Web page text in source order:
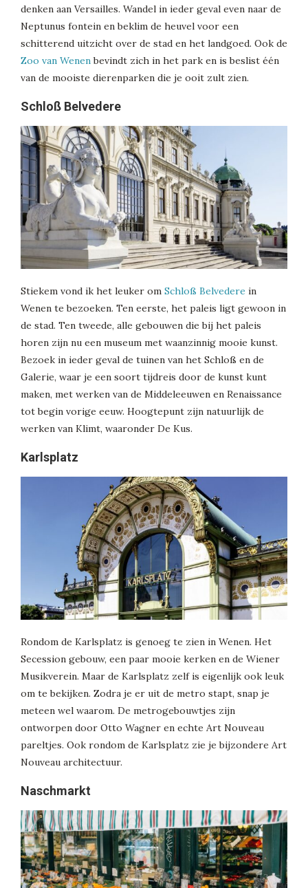
denken aan Versailles. Wandel in ieder geval even naar de
Neptunus fontein en beklim de heuvel voor een
schitterend uitzicht over de stad en het landgoed. Ook de
Zoo van Wenenbevindt zich in het park en is beslist één
van de mooiste dierenparken die je ooit zult zien.
Schloß Belvedere
Stiekem vond ik het leuker om Schloß Belvedere in
Wenen te bezoeken. Ten eerste, het paleis ligt gewoon in
de stad. Ten tweede, alle gebouwen die bij het paleis
horen zijn nu een museum met waanzinnig mooie kunst.
Bezoek in ieder geval de tuinen van het Schloß en de
Galerie, waar je een soort tijdreis door de kunst kunt
maken, met werken van de Middeleeuwen en Renaissance
tot begin vorige eeuw. Hoogtepunt zijn natuurlijk de
werken van Klimt, waaronder De Kus.
Karlsplatz
Rondom de Karlsplatz is genoeg te zien in Wenen. Het
Secession gebouw, een paar mooie kerken en de Wiener
Musikverein. Maar de Karlsplatz zelf is eigenlijk ook leuk
om te bekijken. Zodra je er uit de metro stapt, snap je
meteen wel waarom. De metrogebouwtjes zijn
ontworpen door Otto Wagner en echte Art Nouveau
pareltjes. Ook rondom de Karlsplatz zie je bijzondere Art
Nouveau architectuur.
Naschmarkt